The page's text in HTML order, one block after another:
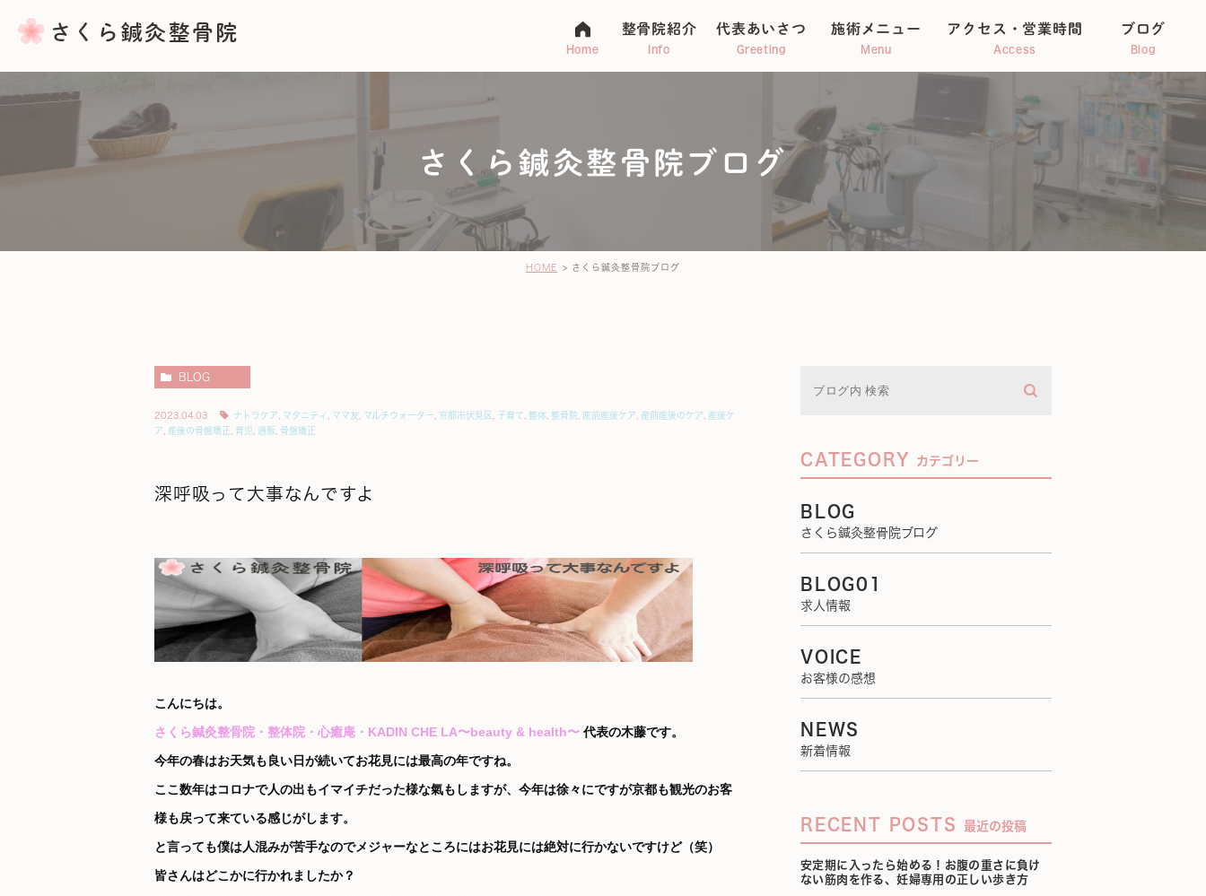
Home
整骨院紹介
Info
代表あいさつ
Greeting
施術メニュー
Menu
マタニティ整体 アトピー
不妊・子宝整体
バランス整体・ふくらはぎマッサージ
アクセス・営業時間
Access
ブログ
Blog
さくら鍼灸整骨院ブログ
HOME さくら鍼灸整骨院ブログ
BLOG
2023.04.03 ナトラケア マタニティ ママ友 マルチウォーター 京都市伏見区 子育て 整体 整骨院 産前産後ケア 産前産後のケア
産後ケ
ア
産後の骨盤矯正 育児 通販 骨盤矯正
深呼吸って大事なんですよ
こんにちは。
さくら鍼灸整骨院・整体院・心癒庵・KADIN CHE LA〜beauty & health〜 代表の木藤です。
今年の春はお天気も良い日が続いてお花見には最高の年ですね。
ここ数年はコロナで人の出もイマイチだった様な氣もしますが、今年は徐々にですが京都も観光のお客
様も戻って来ている感じがします。
と言っても僕は人混みが苦手なのでメジャーなところにはお花見には絶対に行かないですけど（笑）
皆さんはどこかに行かれましたか？
CATEGORY カテゴリー
BLOG
さくら鍼灸整骨院ブログ
BLOG01
求人情報
VOICE
お客様の感想
NEWS
新着情報
RECENT POSTS 最近の投稿
安定期に入ったら始める！お腹の重さに負け
ない筋肉を作る、妊婦専用の正しい歩き方